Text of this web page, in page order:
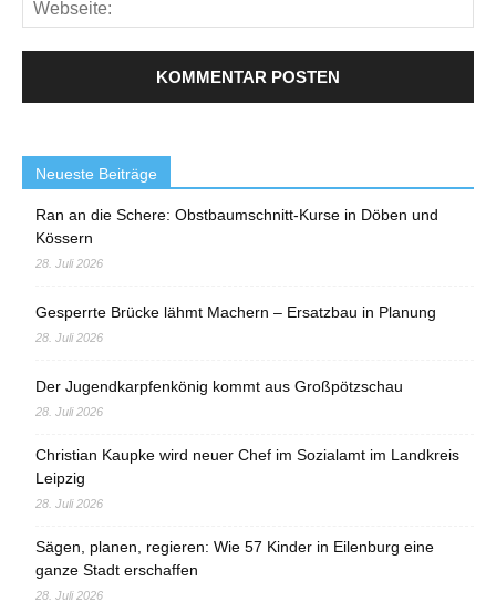
Neueste Beiträge
Ran an die Schere: Obstbaumschnitt-Kurse in Döben und
Kössern
28. Juli 2026
Gesperrte Brücke lähmt Machern – Ersatzbau in Planung
28. Juli 2026
Der Jugendkarpfenkönig kommt aus Großpötzschau
28. Juli 2026
Christian Kaupke wird neuer Chef im Sozialamt im Landkreis
Leipzig
28. Juli 2026
Sägen, planen, regieren: Wie 57 Kinder in Eilenburg eine
ganze Stadt erschaffen
28. Juli 2026